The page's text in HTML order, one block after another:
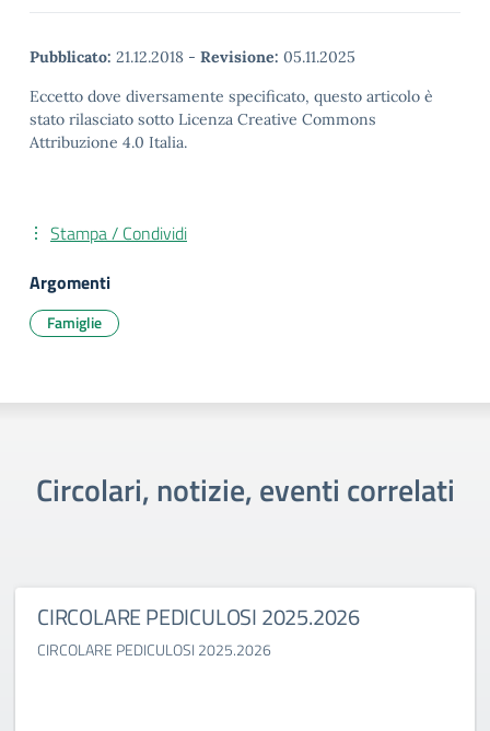
Pubblicato: 21.12.2018 - Revisione: 05.11.2025
Eccetto dove diversamente specificato, questo articolo è
stato rilasciato sotto Licenza Creative Commons
Attribuzione 4.0 Italia.
Stampa / Condividi
Argomenti
Famiglie
Circolari, notizie, eventi correlati
CIRCOLARE PEDICULOSI 2025.2026
CIRCOLARE PEDICULOSI 2025.2026